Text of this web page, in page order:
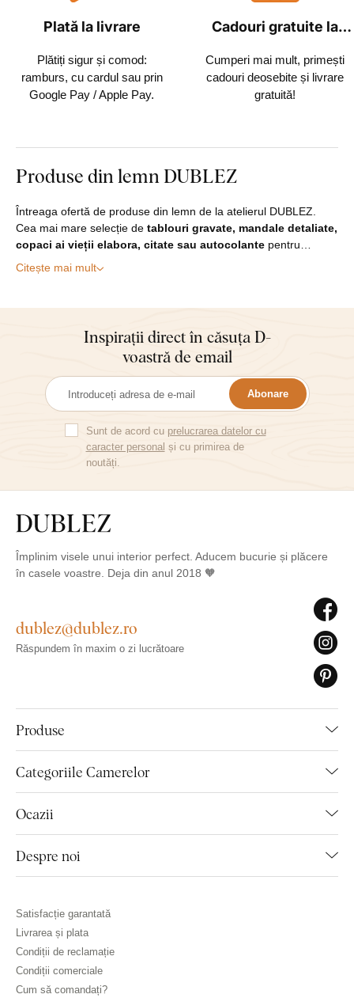
Plată la livrare
Plătiți sigur și comod:
ramburs, cu cardul sau prin
Google Pay / Apple Pay.
Cadouri gratuite la
Cumperi mai mult, primești
cadouri deosebite și livrare
gratuită!
Produse din lemn DUBLEZ
Întreaga ofertă de produse din lemn de la atelierul DUBLEZ.
Cea mai mare selecție de tablouri gravate, mandale detaliate,
copaci ai vieții elabora, citate sau autocolante pentru…
Citește mai mult
Inspirații direct în căsuța D-
voastră de email
Abonare
Sunt de acord cu prelucrarea datelor cu
caracter personal și cu primirea de
noutăți.
Împlinim visele unui interior perfect. Aducem bucurie și plăcere
în casele voastre. Deja din anul 2018 🧡
Produse
Categoriile Camerelor
Ocazii
Despre noi
dublez@dublez.ro
Răspundem în maxim o zi lucrătoare
Satisfacție garantată
Livrarea și plata
Condiții de reclamație
Condiții comerciale
Cum să comandați?